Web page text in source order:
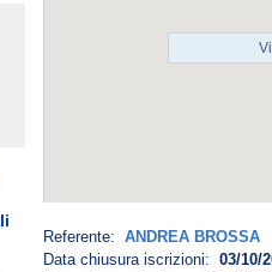
Referente: ANDREA BROSSA
Data chiusura iscrizioni: 03/10/